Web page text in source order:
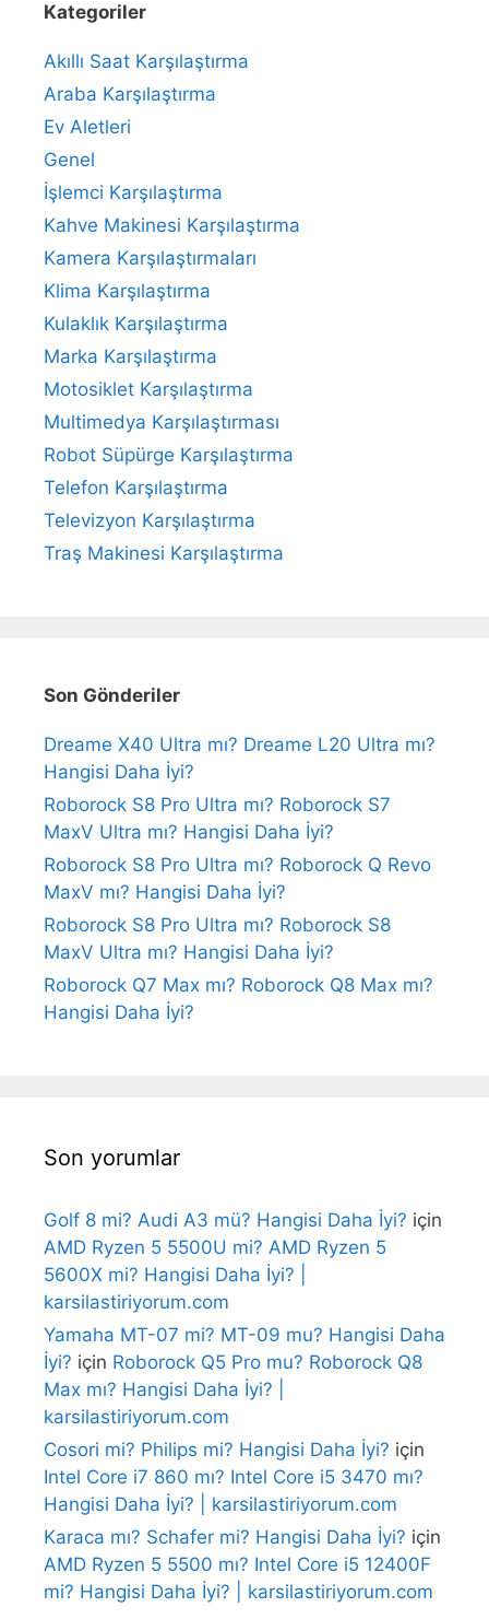
Kategoriler
Akıllı Saat Karşılaştırma
Araba Karşılaştırma
Ev Aletleri
Genel
İşlemci Karşılaştırma
Kahve Makinesi Karşılaştırma
Kamera Karşılaştırmaları
Klima Karşılaştırma
Kulaklık Karşılaştırma
Marka Karşılaştırma
Motosiklet Karşılaştırma
Multimedya Karşılaştırması
Robot Süpürge Karşılaştırma
Telefon Karşılaştırma
Televizyon Karşılaştırma
Traş Makinesi Karşılaştırma
Son Gönderiler
Dreame X40 Ultra mı? Dreame L20 Ultra mı?
Hangisi Daha İyi?
Roborock S8 Pro Ultra mı? Roborock S7
MaxV Ultra mı? Hangisi Daha İyi?
Roborock S8 Pro Ultra mı? Roborock Q Revo
MaxV mı? Hangisi Daha İyi?
Roborock S8 Pro Ultra mı? Roborock S8
MaxV Ultra mı? Hangisi Daha İyi?
Roborock Q7 Max mı? Roborock Q8 Max mı?
Hangisi Daha İyi?
Son yorumlar
Golf 8 mi? Audi A3 mü? Hangisi Daha İyi? için
AMD Ryzen 5 5500U mi? AMD Ryzen 5
5600X mi? Hangisi Daha İyi? |
karsilastiriyorum.com
Yamaha MT-07 mi? MT-09 mu? Hangisi Daha
İyi? için Roborock Q5 Pro mu? Roborock Q8
Max mı? Hangisi Daha İyi? |
karsilastiriyorum.com
Cosori mi? Philips mi? Hangisi Daha İyi? için
Intel Core i7 860 mı? Intel Core i5 3470 mı?
Hangisi Daha İyi? | karsilastiriyorum.com
Karaca mı? Schafer mi? Hangisi Daha İyi? için
AMD Ryzen 5 5500 mı? Intel Core i5 12400F
mi? Hangisi Daha İyi? | karsilastiriyorum.com